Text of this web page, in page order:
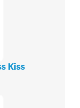
Kiss